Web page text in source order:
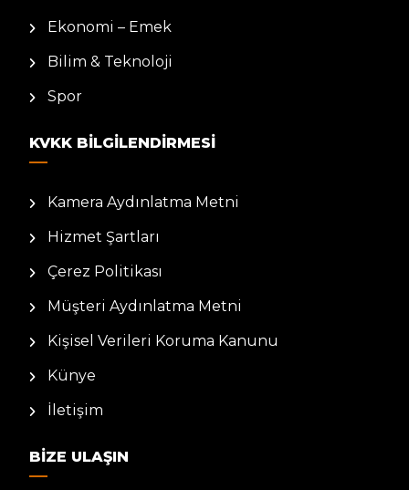
Ekonomi – Emek
Bilim & Teknoloji
Spor
KVKK BILGILENDIRMESI
Kamera Aydınlatma Metni
Hizmet Şartları
Çerez Politikası
Müşteri Aydınlatma Metni
Kişisel Verileri Koruma Kanunu
Künye
İletişim
BIZE ULAŞIN